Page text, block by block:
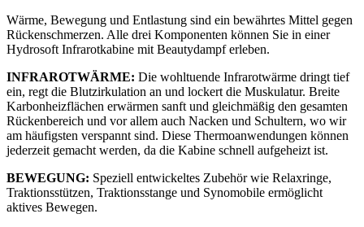
Wärme, Bewegung und Entlastung sind ein bewährtes Mittel gegen
Rückenschmerzen. Alle drei Komponenten können Sie in einer
Hydrosoft Infrarotkabine mit Beautydampf erleben.
INFRAROTWÄRME: Die wohltuende Infrarotwärme dringt tief
ein, regt die Blutzirkulation an und lockert die Muskulatur. Breite
Karbonheizflächen erwärmen sanft und gleichmäßig den gesamten
Rückenbereich und vor allem auch Nacken und Schultern, wo wir
am häufigsten verspannt sind. Diese Thermoanwendungen können
jederzeit gemacht werden, da die Kabine schnell aufgeheizt ist.
BEWEGUNG: Speziell entwickeltes Zubehör wie Relaxringe,
Traktionsstützen, Traktionsstange und Synomobile ermöglicht
aktives Bewegen.